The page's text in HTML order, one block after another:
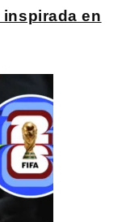
inspirada en